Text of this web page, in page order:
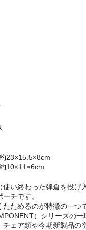
23×15.5×8cm
10×11×6cm
い終わった弾倉を投げ
チです。
ためるのが特徴の一つ
）シリーズの一
チェア類や今期新製品の